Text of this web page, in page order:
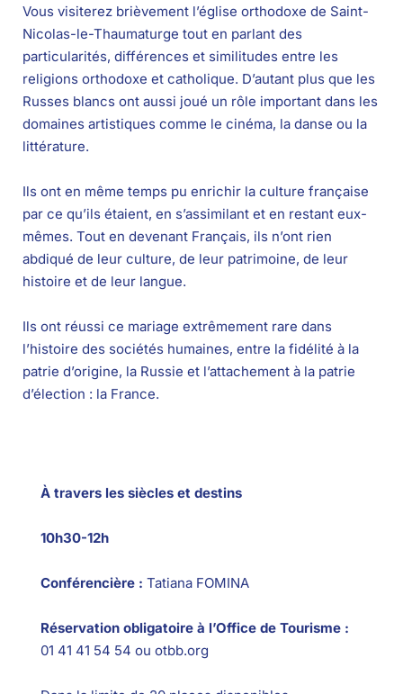
Vous visiterez brièvement l’église orthodoxe de Saint-
Nicolas-le-Thaumaturge tout en parlant des
particularités, différences et similitudes entre les
religions orthodoxe et catholique. D’autant plus que les
Russes blancs ont aussi joué un rôle important dans les
domaines artistiques comme le cinéma, la danse ou la
littérature.
Ils ont en même temps pu enrichir la culture française
par ce qu’ils étaient, en s’assimilant et en restant eux-
mêmes. Tout en devenant Français, ils n’ont rien
abdiqué de leur culture, de leur patrimoine, de leur
histoire et de leur langue.
Ils ont réussi ce mariage extrêmement rare dans
l’histoire des sociétés humaines, entre la fidélité à la
patrie d’origine, la Russie et l’attachement à la patrie
d’élection : la France.
À travers les siècles et destins
10h30-12h
Conférencière : Tatiana FOMINA
Réservation obligatoire à l’Office de Tourisme :
01 41 41 54 54 ou otbb.org